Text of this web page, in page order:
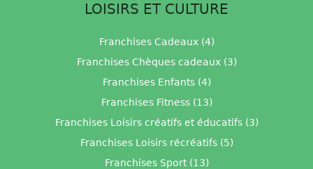
LOISIRS ET CULTURE
Franchises Cadeaux (4)
Franchises Chèques cadeaux (3)
Franchises Enfants (4)
Franchises Fitness (13)
Franchises Loisirs créatifs et éducatifs (3)
Franchises Loisirs récréatifs (5)
Franchises Sport (13)